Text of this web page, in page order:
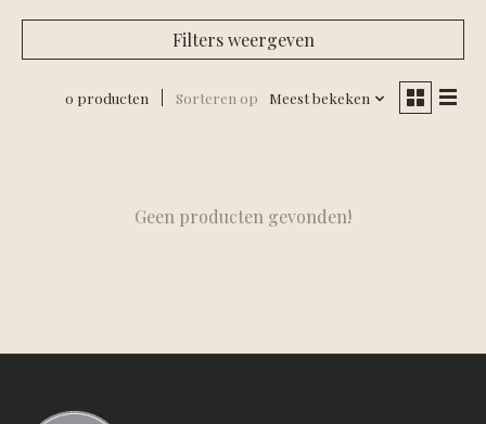
Filters weergeven
0 producten Sorteren op Meest bekeken
Geen producten gevonden!